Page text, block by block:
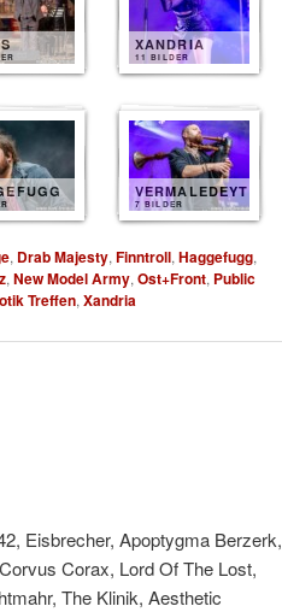
XANDRIA
11 BILDER
VERMALEDEYT
7 BILDER
, Drab Majesty, Finntroll, Haggefugg,
, New Model Army, Ost+Front, Public
Treffen, Xandria
Eisbrecher, Apoptygma Berzerk,
Corax, Lord Of The Lost,
The Klinik, Aesthetic